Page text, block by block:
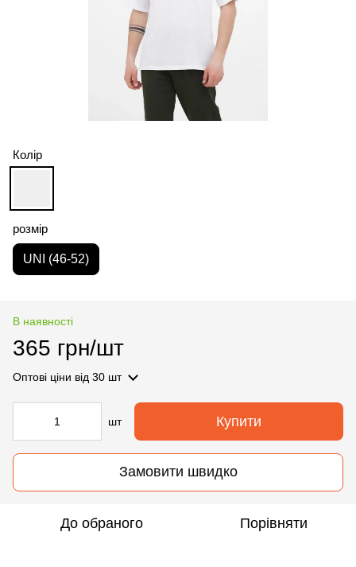
Колір
розмір
UNI (46-52)
В наявності
365 грн/шт
Оптові ціни від 30 шт
шт Купити
Замовити швидко
До обраного Порівняти